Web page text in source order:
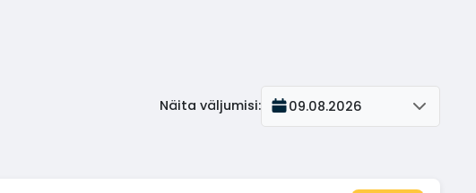
Näita väljumisi: 09.08.2026